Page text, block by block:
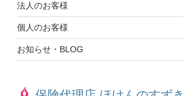
法人のお客様
個人のお客様
お知らせ・BLOG